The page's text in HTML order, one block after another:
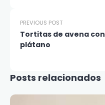
PREVIOUS POST
Tortitas de avena con
plátano
Posts relacionados